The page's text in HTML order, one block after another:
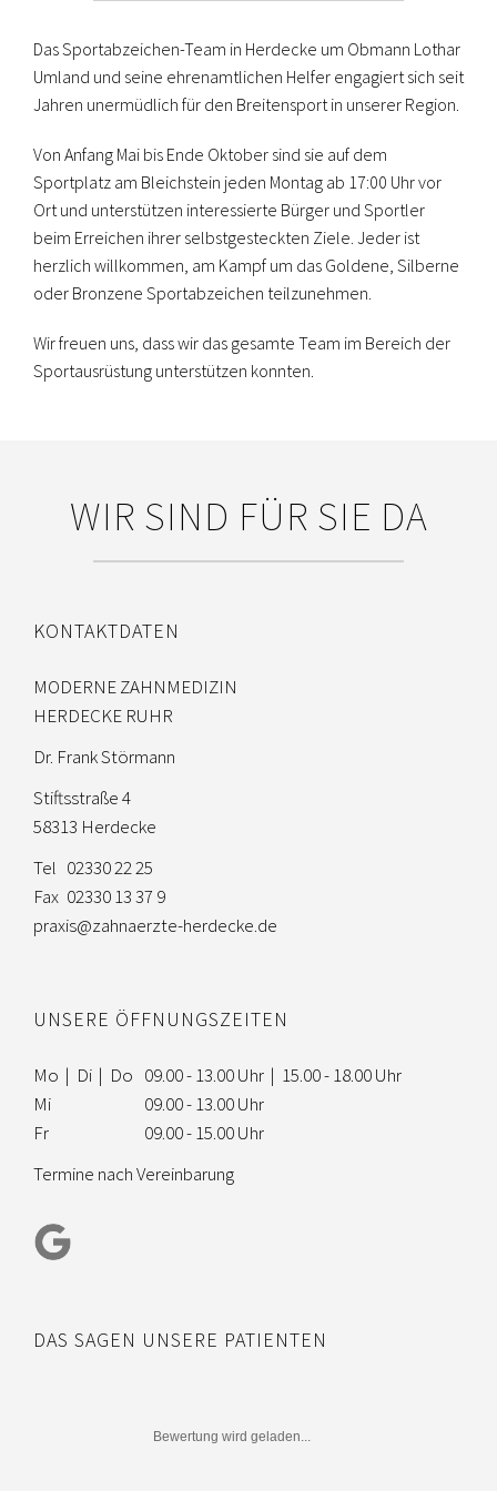
Das Sportabzeichen-Team in Herdecke um Obmann Lothar
Umland und seine ehrenamtlichen Helfer engagiert sich seit
Jahren unermüdlich für den Breitensport in unserer Region.
Von Anfang Mai bis Ende Oktober sind sie auf dem
Sportplatz am Bleichstein jeden Montag ab 17:00 Uhr vor
Ort und unterstützen interessierte Bürger und Sportler
beim Erreichen ihrer selbstgesteckten Ziele. Jeder ist
herzlich willkommen, am Kampf um das Goldene, Silberne
oder Bronzene Sportabzeichen teilzunehmen.
Wir freuen uns, dass wir das gesamte Team im Bereich der
Sportausrüstung unterstützen konnten.
WIR SIND FÜR SIE DA
KONTAKTDATEN
MODERNE ZAHNMEDIZIN
HERDECKE RUHR
Dr. Frank Störmann
Stiftsstraße 4
58313 Herdecke
Tel 02330 22 25
Fax 02330 13 37 9
praxis@zahnaerzte-herdecke.de
UNSERE ÖFFNUNGSZEITEN
Mo | Di | Do 09.00 - 13.00 Uhr | 15.00 - 18.00 Uhr
Mi
09.00 - 13.00 Uhr
Fr
09.00 - 15.00 Uhr
Termine nach Vereinbarung
DAS SAGEN UNSERE PATIENTEN
Bewertung wird geladen...